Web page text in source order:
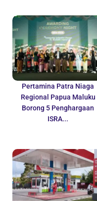
Pertamina Patra Niaga
Regional Papua Maluku
Borong 5 Penghargaan
ISRA...